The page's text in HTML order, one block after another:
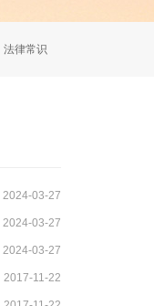
法律常识
2024-03-27
2024-03-27
2024-03-27
2017-11-22